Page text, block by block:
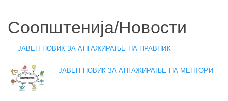
Соопштенија/Новости
ЈАВЕН ПОВИК ЗА АНГАЖИРАЊЕ НА ПРАВНИК
ЈАВЕН ПОВИК ЗА АНГАЖИРАЊЕ НА МЕНТОРИ